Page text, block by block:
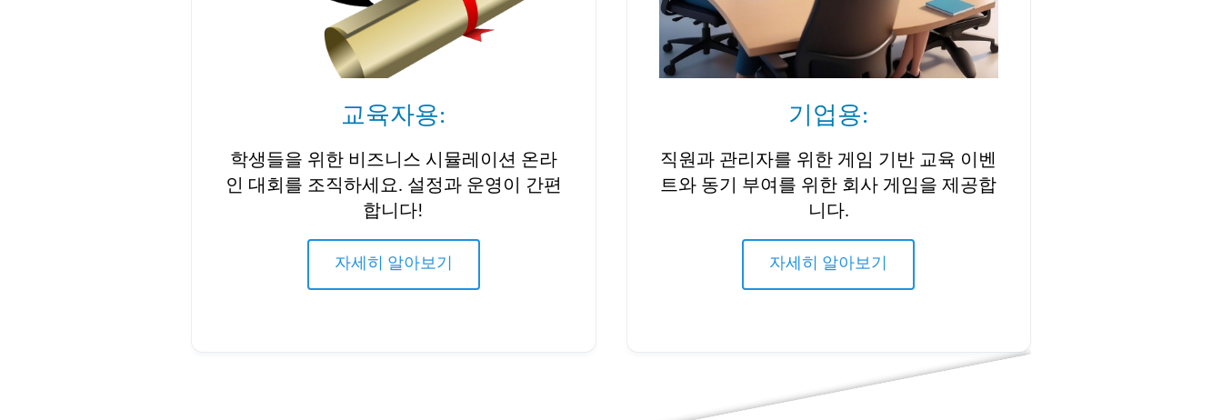
교육자용:
학생들을 위한 비즈니스 시뮬레이션 온라
인 대회를 조직하세요. 설정과 운영이 간편
합니다!
자세히 알아보기
기업용:
직원과 관리자를 위한 게임 기반 교육 이벤
트와 동기 부여를 위한 회사 게임을 제공합
니다.
자세히 알아보기